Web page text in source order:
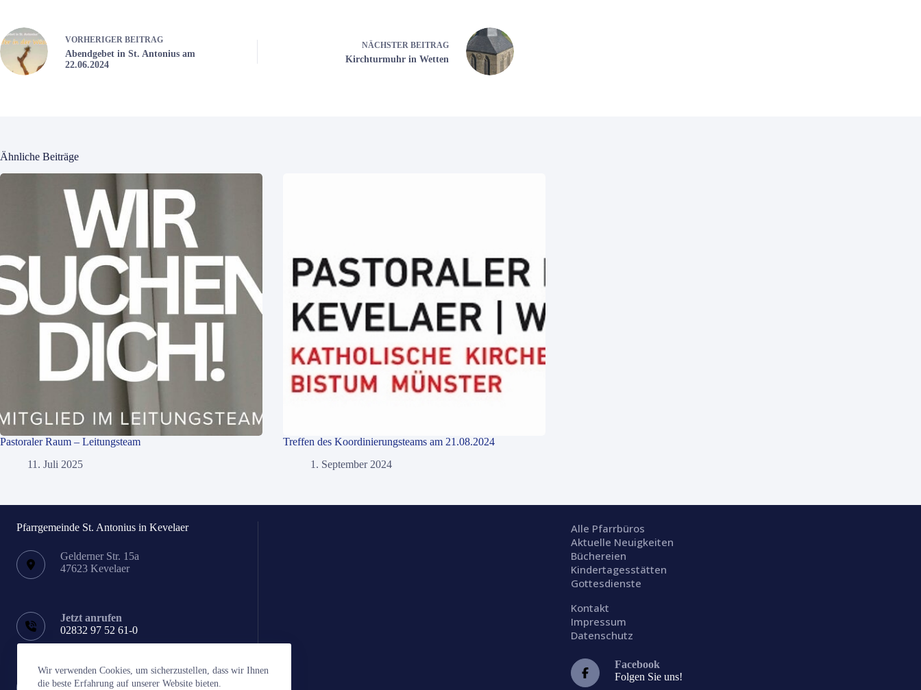
Wir verwenden Cookies, um sicherzustellen, dass wir Ihnen
die beste Erfahrung auf unserer Website bieten.
VORHERIGER BEITRAG
Abendgebet in St. Antonius am
22.06.2024
NÄCHSTER BEITRAG
Kirchturmuhr in Wetten
Ähnliche Beiträge
Pastoraler Raum – Leitungsteam
11. Juli 2025
Treffen des Koordinierungsteams am 21.08.2024
1. September 2024
Pfarrgemeinde St. Antonius in Kevelaer
Gelderner Str. 15a
47623 Kevelaer
Jetzt anrufen
02832 97 52 61-0
Schreiben Sie uns!
Alle Pfarrbüros
Aktuelle Neuigkeiten
Büchereien
Kindertagesstätten
Gottesdienste
Kontakt
Impressum
Datenschutz
Facebook
Folgen Sie uns!